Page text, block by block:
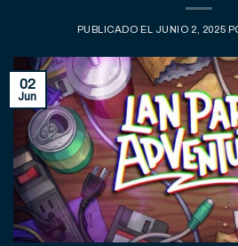
PUBLICADO EL JUNIO 2, 2025
02
Jun